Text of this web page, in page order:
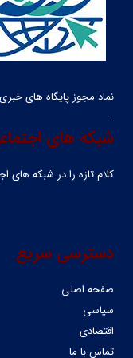
نماد مجوز پایگاه های
شبکه های
کلام تازه را در شبکه ‌های
دسترسی سریع
صفحه اصلی
سیاسی
اقتصادی
تماس با ما